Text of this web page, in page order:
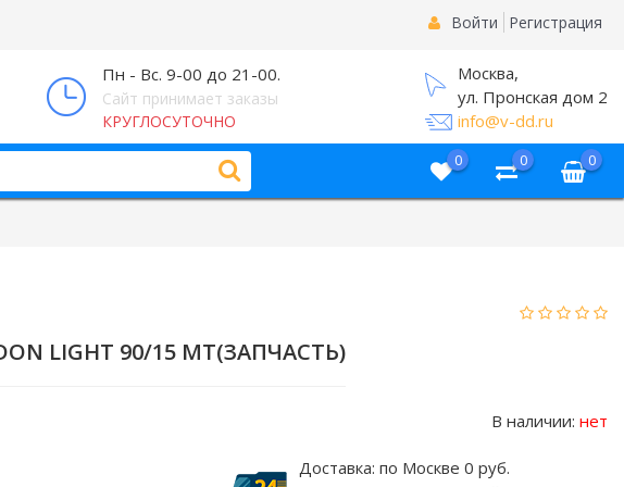
Войти Регистрация
Пн - Вс. 9-00 до 21-00.
Сайт принимает заказы
КРУГЛОСУТОЧНО
Москва,
ул. Пронская дом 2
info@v-dd.ru
0 0 0
LIGHT 90/15 MT(ЗАПЧАСТЬ)
В наличии: нет
Доставка: по Москве 0 руб.